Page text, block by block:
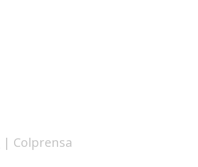
| Colprensa